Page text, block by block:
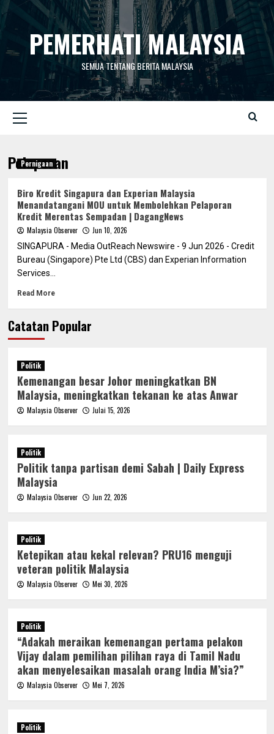
Skip
contentPEMERHATI MALAYSIA
SEMUA TENTANG BERITA MALAYSIA
Menu
Pelaporan
Pernigaan
Biro Kredit Singapura dan Experian Malaysia
Menandatangani MOU untuk Membolehkan Pelaporan
Kredit Merentas Sempadan | DagangNews
Malaysia Observer
Jun 10, 2026
SINGAPURA - Media OutReach Newswire - 9 Jun 2026 - Credit
Bureau (Singapore) Pte Ltd (CBS) dan Experian Information
Services...
Read More
Catatan Popular
Politik
Kemenangan besar Johor meningkatkan BN
Malaysia, meningkatkan tekanan ke atas Anwar
Malaysia Observer Julai 15, 2026
Politik
Politik tanpa partisan demi Sabah | Daily Express
Malaysia
Malaysia Observer Jun 22, 2026
Politik
Ketepikan atau kekal relevan? PRU16 menguji
veteran politik Malaysia
Malaysia Observer Mei 30, 2026
Politik
“Adakah meraikan kemenangan pertama pelakon
Vijay dalam pemilihan pilihan raya di Tamil Nadu
akan menyelesaikan masalah orang India M’sia?”
Malaysia Observer Mei 7, 2026
Politik